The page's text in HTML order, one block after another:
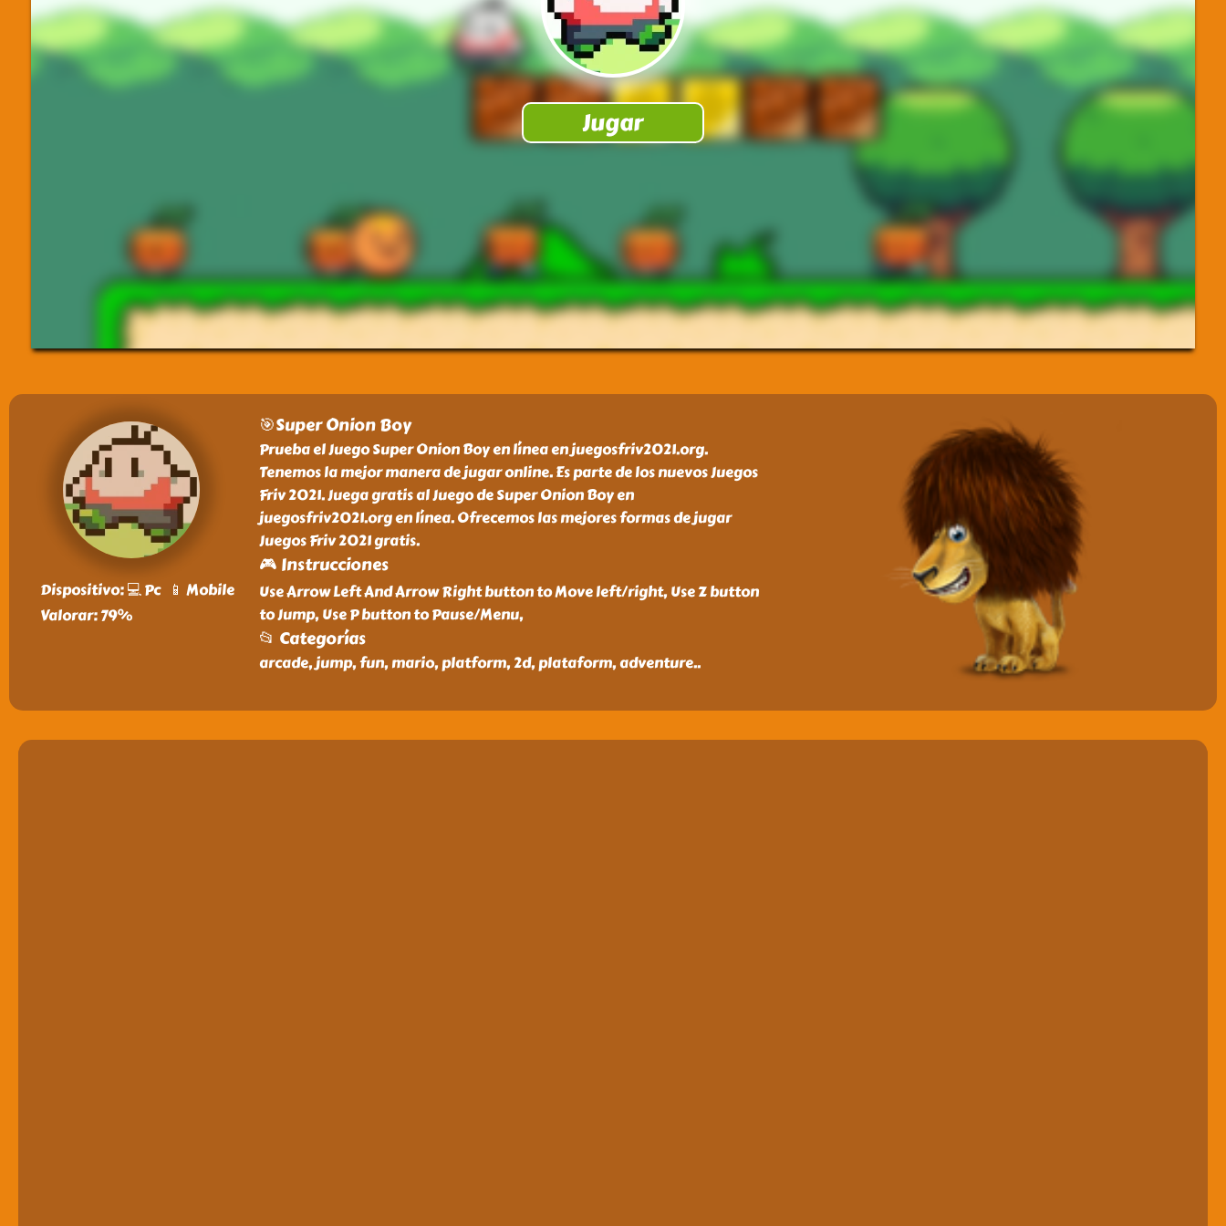
Dispositivo: 💻 Pc 📱 Mobile
Valorar: 79%
🎯Super Onion Boy
Prueba el Juego Super Onion Boy en línea en juegosfriv2021.org.
Tenemos la mejor manera de jugar online. Es parte de los nuevos Juegos
Friv 2021. Juega gratis al Juego de Super Onion Boy en
juegosfriv2021.org en línea. Ofrecemos las mejores formas de jugar
Juegos Friv 2021 gratis.
🎮 Instrucciones
Use Arrow Left And Arrow Right button to Move left/right, Use Z button
to Jump, Use P button to Pause/Menu,
📂 Categorías
arcade, jump, fun, mario, platform, 2d, plataform, adventure..